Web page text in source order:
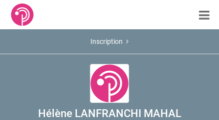
Inscription
Hélène LANFRANCHI MAHAL